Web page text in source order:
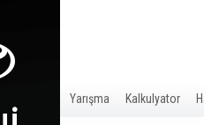
Yarışma Kalkulyator